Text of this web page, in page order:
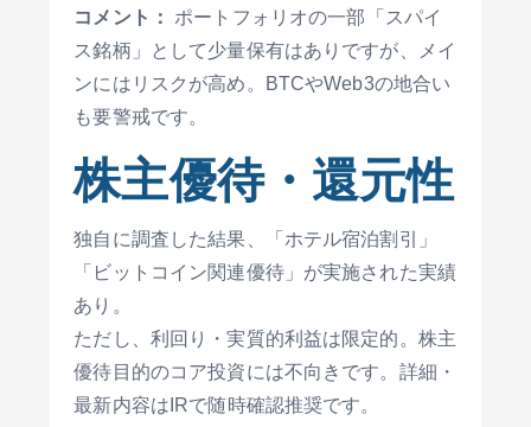
コメント：
ポートフォリオの一部「スパイ
ス銘柄」として少量保有はありですが、メイ
ンにはリスクが高め。BTCやWeb3の地合い
も要警戒です。
株主優待・還元性
独自に調査した結果、「ホテル宿泊割引」
「ビットコイン関連優待」が実施された実績
あり。
ただし、利回り・実質的利益は限定的。株主
優待目的のコア投資には不向きです。詳細・
最新内容はIRで随時確認推奨です。